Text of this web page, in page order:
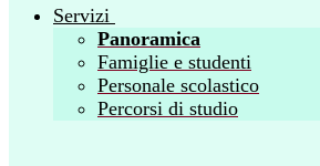
Servizi
Panoramica
Famiglie e studenti
Personale scolastico
Percorsi di studio